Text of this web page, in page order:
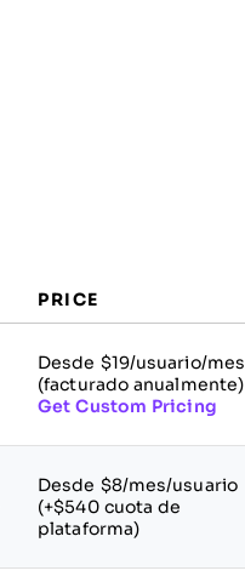
PRICE
Desde $19/usuario/mes
(facturado anualmente)
Get Custom Pricing
Desde $8/mes/usuario
(+$540 cuota de
plataforma)